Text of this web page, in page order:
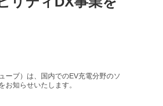
ーブ）は、国内でのEV充電分野のソ
知らせいたします。